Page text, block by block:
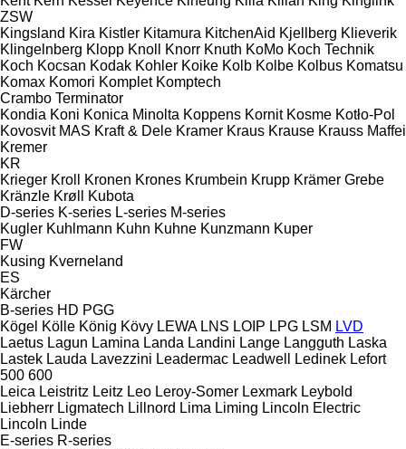
ZSW
Kingsland Kira Kistler Kitamura KitchenAid Kjellberg Klieverik
Klingelnberg Klopp Knoll Knorr Knuth KoMo Koch Technik
Koch Kocsan Kodak Kohler Koike Kolb Kolbe Kolbus Komatsu
Komax Komori Komplet Komptech
Crambo Terminator
Kondia Koni Konica Minolta Koppens Kornit Kosme Kotło-Pol
Kovosvit MAS Kraft & Dele Kramer Kraus Krause Krauss Maffei
Kremer
KR
Krieger Kroll Kronen Krones Krumbein Krupp Krämer Grebe
Kränzle Krøll
Kubota
D-series K-series L-series M-series
Kugler Kuhlmann Kuhn Kuhne Kunzmann Kuper
FW
Kusing Kverneland
ES
Kärcher
B-series HD PGG
Kögel Kölle König Kövy LEWA LNS LOIP LPG LSM LVD
Laetus Lagun Lamina Landa Landini Lange Langguth Laska
Lastek Lauda Lavezzini Leadermac Leadwell Ledinek Lefort
500 600
Leica Leistritz Leitz Leo Leroy-Somer Lexmark Leybold
Liebherr Ligmatech Lillnord Lima Liming Lincoln Electric
Lincoln Linde
E-series R-series